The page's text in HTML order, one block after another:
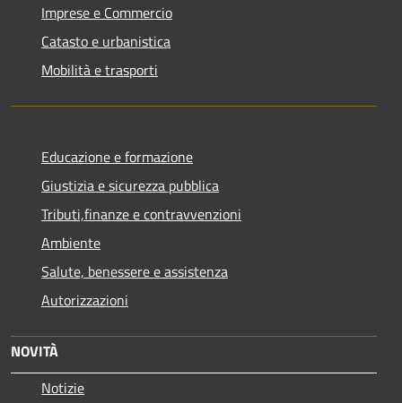
Imprese e Commercio
Catasto e urbanistica
Mobilità e trasporti
Educazione e formazione
Giustizia e sicurezza pubblica
Tributi,finanze e contravvenzioni
Ambiente
Salute, benessere e assistenza
Autorizzazioni
NOVITÀ
Notizie